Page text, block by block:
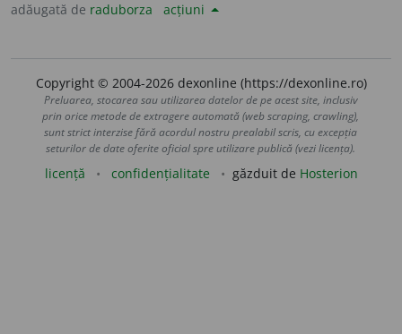
adăugată de raduborza acțiuni
Copyright © 2004-2026 dexonline (https://dexonline.ro)
Preluarea, stocarea sau utilizarea datelor de pe acest site, inclusiv
prin orice metode de extragere automată (web scraping, crawling),
sunt strict interzise fără acordul nostru prealabil scris, cu excepția
seturilor de date oferite oficial spre utilizare publică (vezi licența).
licență confidențialitate găzduit de Hosterion